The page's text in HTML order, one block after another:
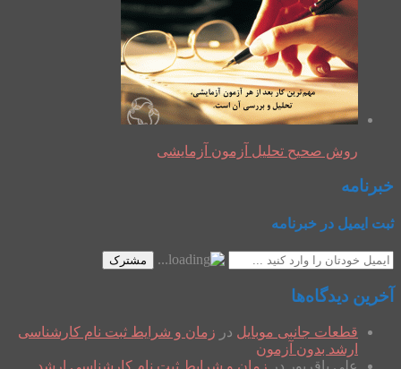
روش صحیح تحلیل آزمون آزمایشی
خبرنامه
ثبت ایمیل در خبرنامه
مشترک
آخرین دیدگاه‌ها
قطعات جانبی موبایل در زمان و شرایط ثبت نام کارشناسی
ارشد بدون آزمون
علی باقرپور در زمان و شرایط ثبت نام کارشناسی ارشد